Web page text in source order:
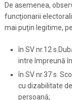
De asemenea,
funcţionarii
mai puţin legitime,
în SV nr.12
intre împreună
în SV nr.37 s.
cu dizabilitate
persoană;